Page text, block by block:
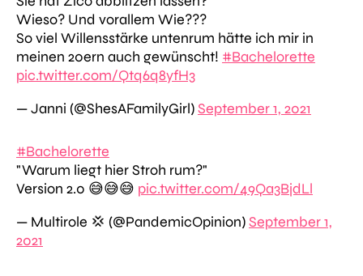
Wieso? Und vorallem Wie???
So viel Willensstärke untenrum hätte ich mir in
meinen 20ern auch gewünscht! #Bachelorette
pic.twitter.com/Qtq6q8yfH3
— Janni (@ShesAFamilyGirl)September 1, 2021
#Bachelorette
"Warum liegt hier Stroh rum?"
Version 2.0 😅😅😅 pic.twitter.com/49Qa3BjdLl
— Multirole 💢 (@PandemicOpinion)September 1,
2021